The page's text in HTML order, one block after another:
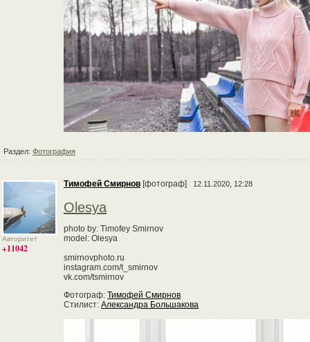
Раздел: Фотография
Авторитет
+11042
Тимофей Смирнов [фотограф] 12.11.2020, 12:28
Olesya
photo by: Timofey Smirnov
model: Olesya
smirnovphoto.ru
instagram.com/t_smirnov
vk.com/tsmirnov
Фотограф: Тимофей Смирнов
Стилист: Александра Большакова